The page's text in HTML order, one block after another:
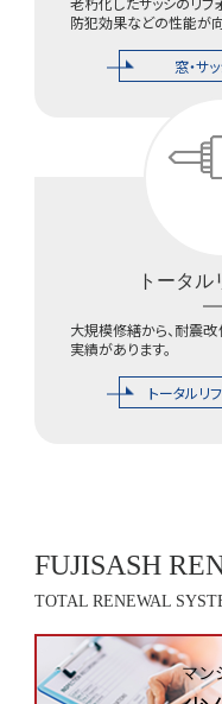
防犯効果などの性能が向
窓・サ
トータル
大規模修繕から、耐震
実績があります。
トータルリ
FUJISASH
TOTAL RENEWAL